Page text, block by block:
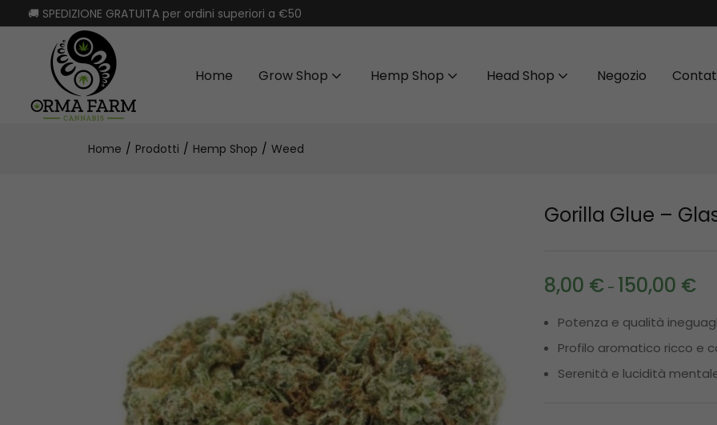
🚚 SPEDIZIONE GRATUITA per ordini superiori a €50
Home Grow Shop Hemp Shop Head Shop Negozio
Home Prodotti Hemp Shop Weed
Gorilla Glue –
8,00 € - 150,00 €
Potenza e qualità
Profilo aromatico ricco e
Serenità e lucidità